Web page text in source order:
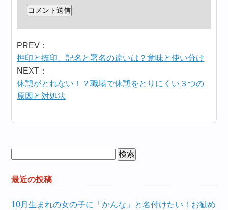
PREV：
押印と捺印、記名と署名の違いは？意味と使い分け
NEXT：
休憩がとれない！？職場で休憩をとりにくい３つの
原因と対処法
最近の投稿
10月生まれの女の子に「かんな」と名付けたい！お勧め